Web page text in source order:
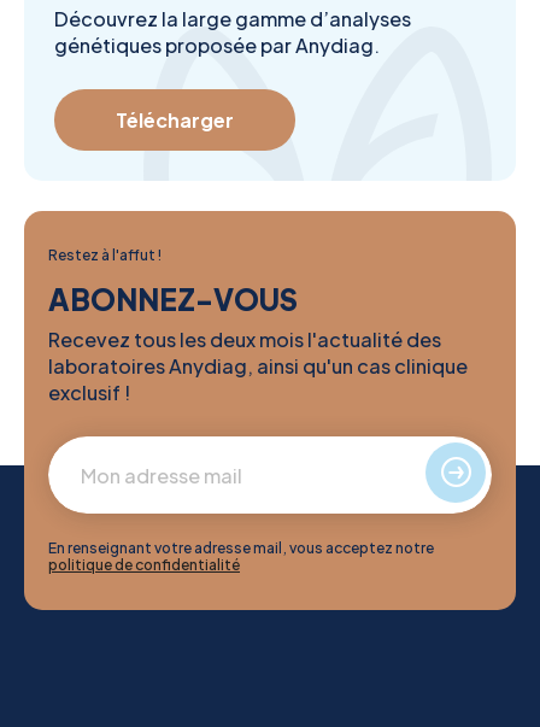
Découvrez la large gamme d’analyses
génétiques proposée par Anydiag.
Télécharger
Restez à l'affut !
ABONNEZ-VOUS
Recevez tous les deux mois l'actualité des
laboratoires Anydiag, ainsi qu'un cas clinique
exclusif !
En renseignant votre adresse mail, vous acceptez notre
politique de confidentialité